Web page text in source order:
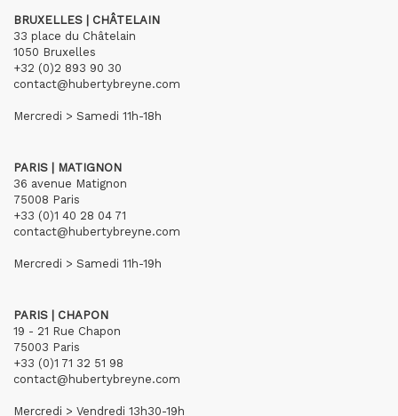
BRUXELLES | CHÂTELAIN
33 place du Châtelain
1050 Bruxelles
+32 (0)2 893 90 30
contact@hubertybreyne.com
Mercredi > Samedi 11h-18h
PARIS | MATIGNON
36 avenue Matignon
75008 Paris
+33 (0)1 40 28 04 71
contact@hubertybreyne.com
Mercredi > Samedi 11h-19h
PARIS | CHAPON
19 - 21 Rue Chapon
75003 Paris
+33 (0)1 71 32 51 98
contact@hubertybreyne.com
Mercredi > Vendredi 13h30-19h